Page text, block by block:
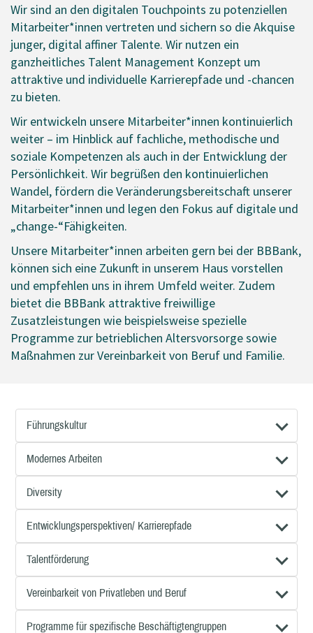
Wir sind an den digitalen Touchpoints zu potenziellen
Mitarbeiter*innen vertreten und sichern so die Akquise
junger, digital affiner Talente. Wir nutzen ein
ganzheitliches Talent Management Konzept um
attraktive und individuelle Karrierepfade und -chancen
zu bieten.
Wir entwickeln unsere Mitarbeiter*innen kontinuierlich
weiter – im Hinblick auf fachliche, methodische und
soziale Kompetenzen als auch in der Entwicklung der
Persönlichkeit. Wir begrüßen den kontinuierlichen
Wandel, fördern die Veränderungsbereitschaft unserer
Mitarbeiter*innen und legen den Fokus auf digitale und
„change-“Fähigkeiten.
Unsere Mitarbeiter*innen arbeiten gern bei der BBBank,
können sich eine Zukunft in unserem Haus vorstellen
und empfehlen uns in ihrem Umfeld weiter. Zudem
bietet die BBBank attraktive freiwillige
Zusatzleistungen wie beispielsweise spezielle
Programme zur betrieblichen Altersvorsorge sowie
Maßnahmen zur Vereinbarkeit von Beruf und Familie.
Führungskultur
Modernes Arbeiten
Diversity
Entwicklungsperspektiven/ Karrierepfade
Talentförderung
Vereinbarkeit von Privatleben und Beruf
Programme für spezifische Beschäftigtengruppen